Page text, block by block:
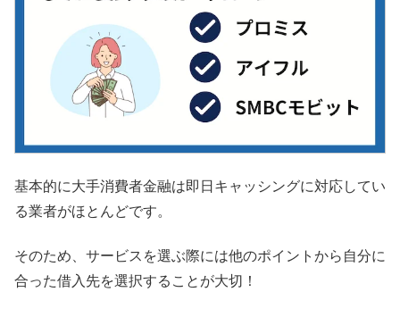
基本的に大手消費者金融は即日キャッシングに対応してい
る業者がほとんどです。
そのため、サービスを選ぶ際には他のポイントから自分に
合った借入先を選択することが大切！